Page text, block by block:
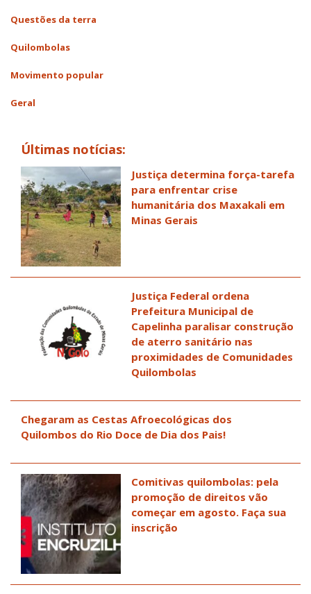
Questões da terra
Quilombolas
Movimento popular
Geral
Últimas notícias:
Justiça determina força-tarefa
para enfrentar crise
humanitária dos Maxakali em
Minas Gerais
Justiça Federal ordena
Prefeitura Municipal de
Capelinha paralisar construção
de aterro sanitário nas
proximidades de Comunidades
Quilombolas
Chegaram as Cestas Afroecológicas dos
Quilombos do Rio Doce de Dia dos Pais!
Comitivas quilombolas: pela
promoção de direitos vão
começar em agosto. Faça sua
inscrição